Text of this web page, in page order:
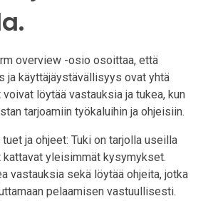
overview -osio osoittaa, että
ja käyttäjäystävällisyys ovat yhtä
löytää vastauksia ja tukea, kun
tarjoamiin työkaluihin ja ohjeisiin.
ja ohjeet: Tuki on tarjolla useilla
kattavat yleisimmät kysymykset.
vastauksia sekä löytää ohjeita, jotka
pelaamisen vastuullisesti.